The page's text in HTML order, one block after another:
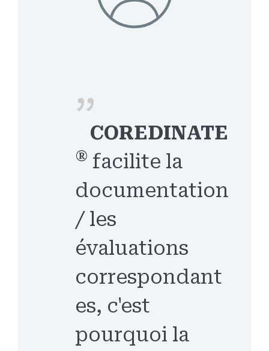
COREDINATE
® facilite la
documentation
/ les
évaluations
correspondant
es, c'est
pourquoi la